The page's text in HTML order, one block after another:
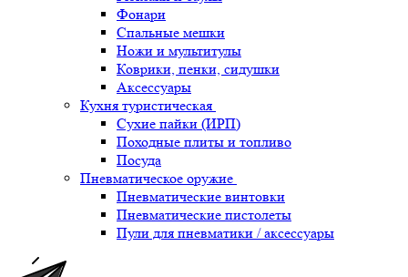
Фонари
Спальные мешки
Ножи и мультитулы
Коврики, пенки, сидушки
Аксессуары
Кухня туристическая
Сухие пайки (ИРП)
Походные плиты и топливо
Посуда
Пневматическое оружие
Пневматические винтовки
Пневматические пистолеты
Пули для пневматики / аксессуары